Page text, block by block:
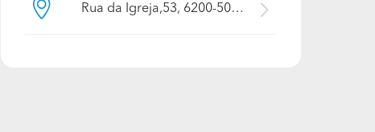
Rua da Igreja,53, 6200-501, Castelo Branco, Covilhã